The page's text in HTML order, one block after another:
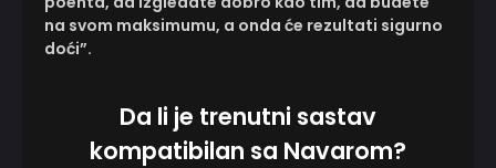
na svom maksimumu, a onda će rezultati sigurno
doći”.
Da li je trenutni sastav
kompatibilan sa Navarom?